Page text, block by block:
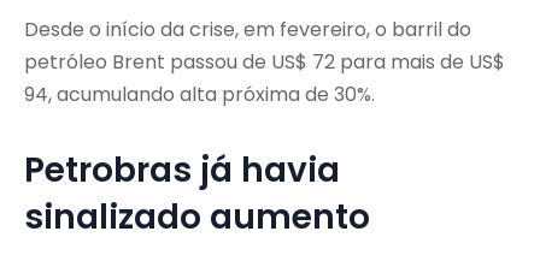
Desde o início da crise, em fevereiro, o barril do
petróleo Brent passou de US$ 72 para mais de US$
94, acumulando alta próxima de 30%.
Petrobras já havia
sinalizado aumento